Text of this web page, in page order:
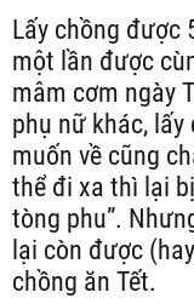
Lấy chồng được
một lần được
mâm cơm ngày
phụ nữ khác,
muốn về cũng
thể đi xa thì lại
tòng phu”.
lại còn được
chồng ăn Tết.